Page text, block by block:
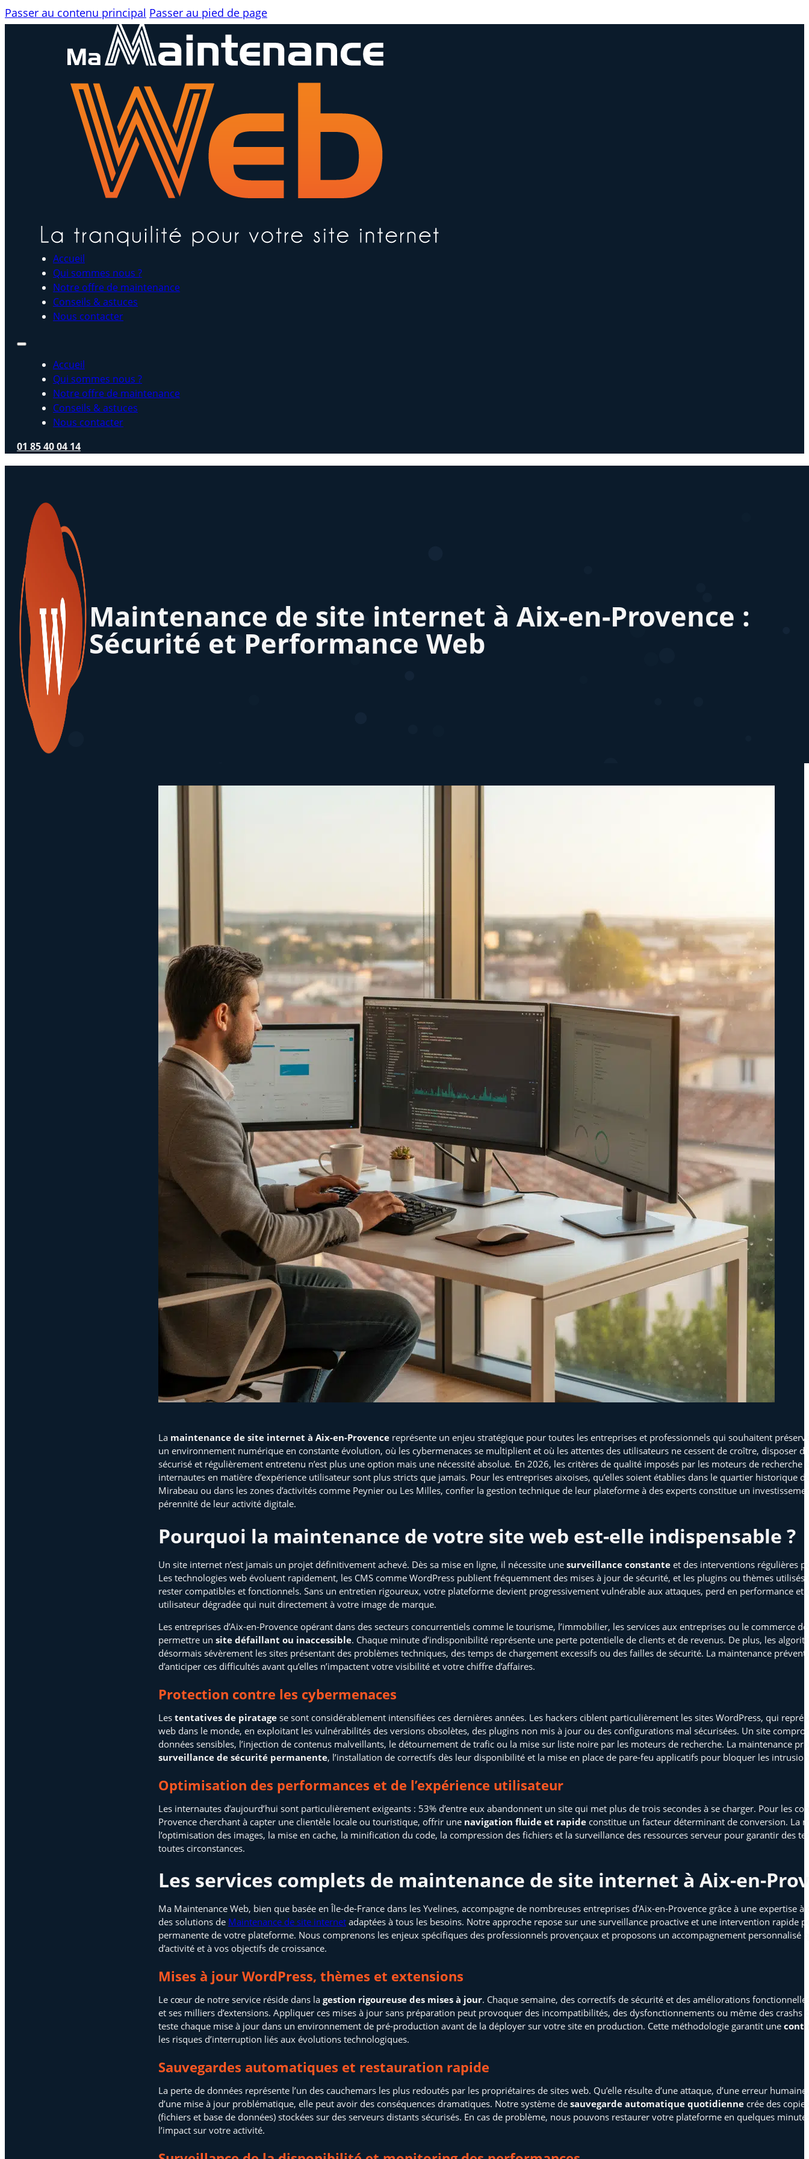
Passer au contenu principal Passer au pied de page
Accueil
Qui sommes nous ?
Notre offre de maintenance
Conseils & astuces
Nous contacter
Accueil
Qui sommes nous ?
Notre offre de maintenance
Conseils & astuces
Nous contacter
01 85 40 04 14
Maintenance de site internet à Aix-en-Provence :
Sécurité et Performance Web
La maintenance de site internet à Aix-en-Provence représente un enjeu stratégique pour toutes les entreprises et professionnels qui souhaitent
un environnement numérique en constante évolution, où les cybermenaces se multiplient et où les attentes des utilisateurs ne cessent de croître, disposer
sécurisé et régulièrement entretenu n’est plus une option mais une nécessité absolue. En 2026, les critères de qualité imposés par les moteurs de recherche
internautes en matière d’expérience utilisateur sont plus stricts que jamais. Pour les entreprises aixoises, qu’elles soient établies dans le quartier historique
Mirabeau ou dans les zones d’activités comme Peynier ou Les Milles, confier la gestion technique de leur plateforme à des experts constitue un
pérennité de leur activité digitale.
Pourquoi la maintenance de votre site web est-elle indispensable ?
Un site internet n’est jamais un projet définitivement achevé. Dès sa mise en ligne, il nécessite une surveillance constante et des interventions régulières
Les technologies web évoluent rapidement, les CMS comme WordPress publient fréquemment des mises à jour de sécurité, et les plugins ou thèmes
rester compatibles et fonctionnels. Sans un entretien rigoureux, votre plateforme devient progressivement vulnérable aux attaques, perd en performance et
utilisateur dégradée qui nuit directement à votre image de marque.
Les entreprises d’Aix-en-Provence opérant dans des secteurs concurrentiels comme le tourisme, l’immobilier, les services aux entreprises ou le commerce
permettre un site défaillant ou inaccessible. Chaque minute d’indisponibilité représente une perte potentielle de clients et de revenus. De plus, les
désormais sévèrement les sites présentant des problèmes techniques, des temps de chargement excessifs ou des failles de sécurité. La maintenance
d’anticiper ces difficultés avant qu’elles n’impactent votre visibilité et votre chiffre d’affaires.
Protection contre les cybermenaces
Les tentatives de piratage se sont considérablement intensifiées ces dernières années. Les hackers ciblent particulièrement les sites WordPress, qui
web dans le monde, en exploitant les vulnérabilités des versions obsolètes, des plugins non mis à jour ou des configurations mal sécurisées. Un site
données sensibles, l’injection de contenus malveillants, le détournement de trafic ou la mise sur liste noire par les moteurs de recherche. La maintenance
surveillance de sécurité permanente, l’installation de correctifs dès leur disponibilité et la mise en place de pare-feu applicatifs pour bloquer les
Optimisation des performances et de l’expérience utilisateur
Les internautes d’aujourd’hui sont particulièrement exigeants : 53% d’entre eux abandonnent un site qui met plus de trois secondes à se charger. Pour les
Provence cherchant à capter une clientèle locale ou touristique, offrir une navigation fluide et rapide constitue un facteur déterminant de conversion. La
l’optimisation des images, la mise en cache, la minification du code, la compression des fichiers et la surveillance des ressources serveur pour garantir des
toutes circonstances.
Les services complets de maintenance de site internet à Aix-en-
Ma Maintenance Web, bien que basée en Île-de-France dans les Yvelines, accompagne de nombreuses entreprises d’Aix-en-Provence grâce à une expertise
des solutions de Maintenance de site internet adaptées à tous les besoins. Notre approche repose sur une surveillance proactive et une intervention rapide
permanente de votre plateforme. Nous comprenons les enjeux spécifiques des professionnels provençaux et proposons un accompagnement personnalisé
d’activité et à vos objectifs de croissance.
Mises à jour WordPress, thèmes et extensions
Le cœur de notre service réside dans la gestion rigoureuse des mises à jour. Chaque semaine, des correctifs de sécurité et des améliorations
et ses milliers d’extensions. Appliquer ces mises à jour sans préparation peut provoquer des incompatibilités, des dysfonctionnements ou même des crashs
teste chaque mise à jour dans un environnement de pré-production avant de la déployer sur votre site en production. Cette méthodologie garantit une
les risques d’interruption liés aux évolutions technologiques.
Sauvegardes automatiques et restauration rapide
La perte de données représente l’un des cauchemars les plus redoutés par les propriétaires de sites web. Qu’elle résulte d’une attaque, d’une erreur
d’une mise à jour problématique, elle peut avoir des conséquences dramatiques. Notre système de sauvegarde automatique quotidienne crée des
(fichiers et base de données) stockées sur des serveurs distants sécurisés. En cas de problème, nous pouvons restaurer votre plateforme en quelques
l’impact sur votre activité.